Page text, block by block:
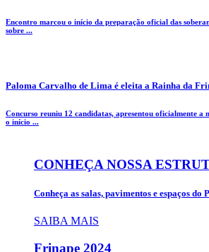
Encontro marcou o início da preparação oficial das
sobre ...
Paloma Carvalho de Lima é eleita a Rainha da
Concurso reuniu 12 candidatas, apresentou oficialmente
o início ...
CONHEÇA NOSSA
Conheça as salas, pavimentos e espaços do
SAIBA MAIS
Frinape 2024